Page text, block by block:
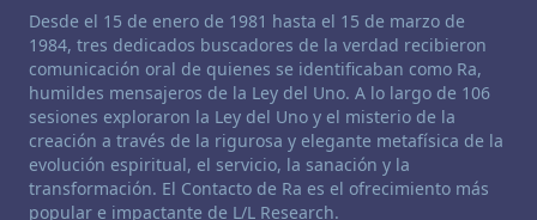
Descargo de responsabilidad de canalización:
Desde el 15 de enero de 1981 hasta el 15 de marzo de
1984, tres dedicados buscadores de la verdad recibieron
comunicación oral de quienes se identificaban como Ra,
humildes mensajeros de la Ley del Uno. A lo largo de 106
sesiones exploraron la Ley del Uno y el misterio de la
creación a través de la rigurosa y elegante metafísica de la
evolución espiritual, el servicio, la sanación y la
transformación. El Contacto de Ra es el ofrecimiento más
popular e impactante de L/L Research.